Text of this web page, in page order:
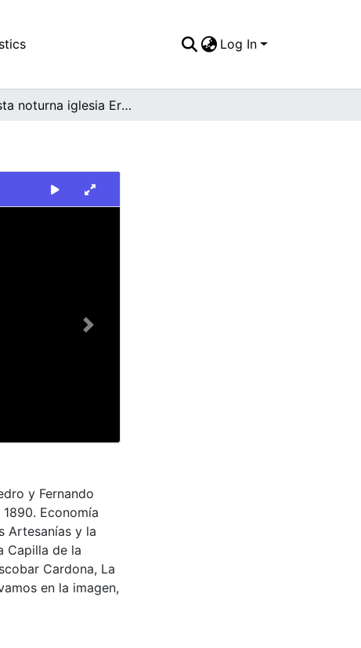
Log In
Vista noturna iglesia Ermita. La Unión
Next
y Fernando
Economía
Artesanías y la
Capilla de la
Cardona, La
en la imagen,